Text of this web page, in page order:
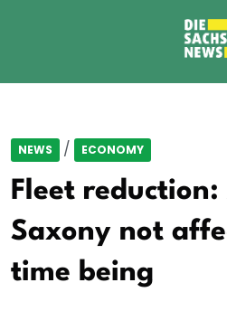
NEWS / ECONOMY
Fleet
Saxony not
time being